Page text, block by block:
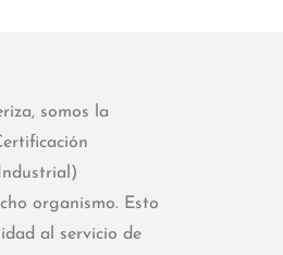
somos la
organismo. Esto
al servicio de